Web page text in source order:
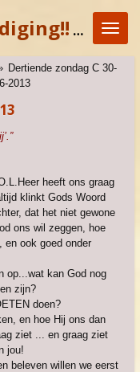
"KOM
Dertiende zondag C 30-
2013
heeft ons graag
klinkt Gods Woord
dat het niet gewone
ons wil zeggen, hoe
en ook goed onder
op...wat kan God nog
zijn?
doen?
en hoe Hij ons dan
ziet ... en graag ziet
jou!
beleven willen we eerst